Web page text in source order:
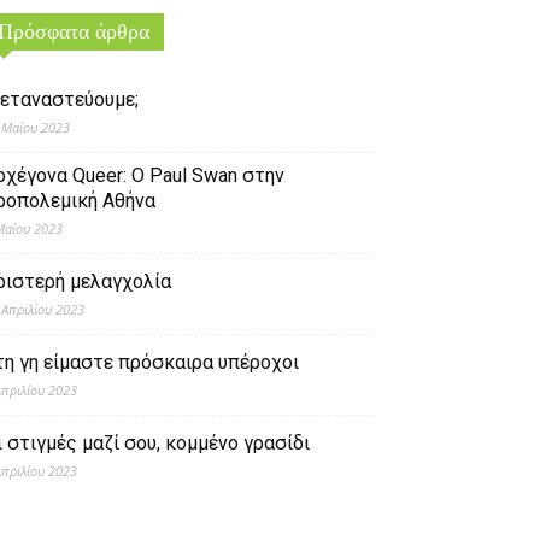
άρθρα
2023
Queer: O Paul Swan στην
Αθήνα
2023
μελαγχολία
2023
γη είμαστε πρόσκαιρα υπέροχοι
2023
στιγμές μαζί σου, κομμένο γρασίδι
2023